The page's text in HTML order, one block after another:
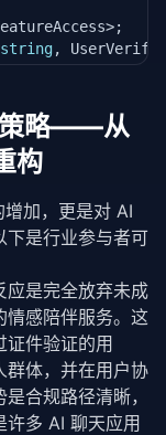
string,
Map();
();
伴属性
() {
围）
, {
true,
策略——从
构
加，更是对 AI
下是行业参与者可
应是完全放弃未成
情感陪伴服务。这
件验证的用
群体，并在用户协
是合规路径清晰，
多 AI 聊天应用